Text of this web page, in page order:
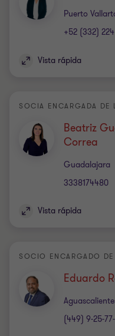
Puerto
Oficina
+52 (332)
Vista rápida
SOCIA ENCARGADA DE
Beatriz
Correa
Guadalajara
Oficina
3338174480
Vista rápida
SOCIO ENCARGADO
Eduardo
Oficina
(449) 9-25-